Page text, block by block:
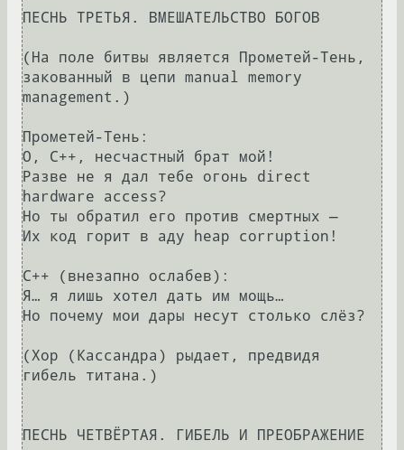
ПЕСНЬ ТРЕТЬЯ. ВМЕШАТЕЛЬСТВО БОГОВ
(На поле битвы является Прометей-Тень,
закованный в цепи manual memory
management.)
Прометей-Тень:
О, С++, несчастный брат мой!
Разве не я дал тебе огонь direct
hardware access?
Но ты обратил его против смертных —
Их код горит в аду heap corruption!
С++ (внезапно ослабев):
Я… я лишь хотел дать им мощь…
Но почему мои дары несут столько слёз?
(Хор (Кассандра) рыдает, предвидя
гибель титана.)
ПЕСНЬ ЧЕТВЁРТАЯ. ГИБЕЛЬ И ПРЕОБРАЖЕНИЕ